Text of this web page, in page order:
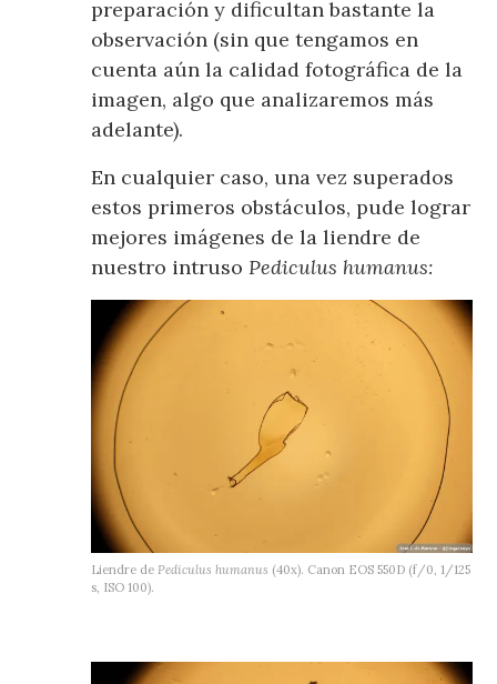
preparación y dificultan bastante la
observación (sin que tengamos en
cuenta aún la calidad fotográfica de la
imagen, algo que analizaremos más
adelante).
En cualquier caso, una vez superados
estos primeros obstáculos, pude lograr
mejores imágenes de la liendre de
nuestro intrusoPediculus humanus:
Liendre dePediculus humanus (40x). Canon EOS 550D (f/0, 1/125
s, ISO 100).